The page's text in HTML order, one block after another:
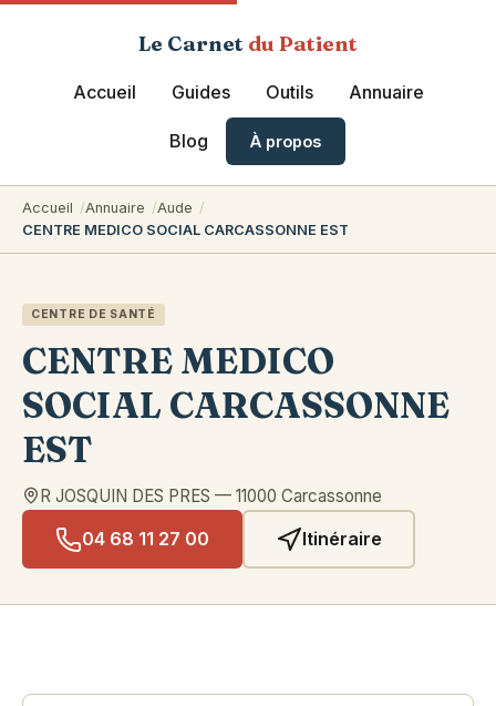
Le Carnet du Patient
Accueil Guides Outils Annuaire
Blog À propos
Accueil Annuaire
Aude
CENTRE MEDICO SOCIAL CARCASSONNE EST
CENTRE DE SANTÉ
CENTRE MEDICO
SOCIAL CARCASSONNE
EST
R JOSQUIN DES PRES — 11000 Carcassonne
04 68 11 27 00 Itinéraire